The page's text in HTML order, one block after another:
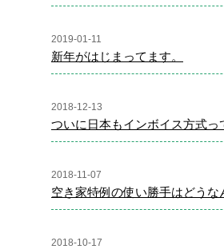
2019-01-11
新年がはじまってます。
2018-12-13
ついに日本もインボイス方式っ
2018-11-07
空き家特例の使い勝手はどうな
2018-10-17